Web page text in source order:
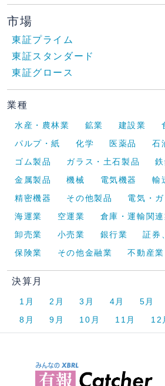
市場
東証プライム
東証スタンダード
東証グロース
業種
水産・農林業 鉱業 建設業
パルプ・紙
化学 医薬品
石
ゴム製品
ガラス・土石製品
金属製品
機械 電気機器
輸
精密機器
その他製品 電気・
海運業
空運業 倉庫・運輸関
卸売業
小売業 銀行業
証券
保険業
その他金融業 不動産業
決算月
1月 2月 3月 4月 5月
8月
9月 10月 11月 12